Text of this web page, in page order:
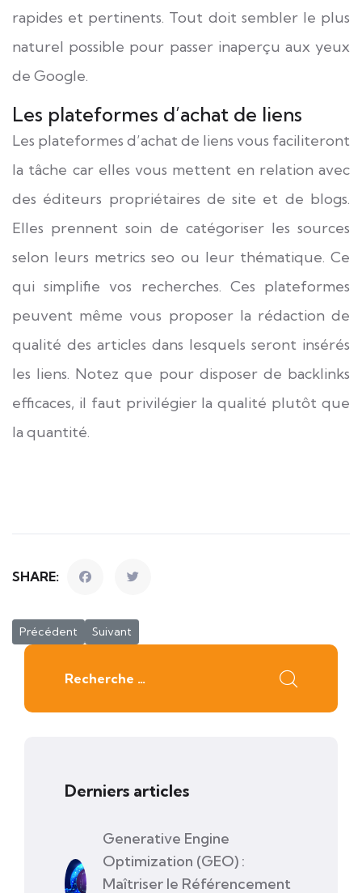
rapides et pertinents. Tout doit sembler le plus
naturel possible pour passer inaperçu aux yeux
de Google.
Les plateformes d’achat de liens
Les plateformes d’achat de liens vous faciliteront
la tâche car elles vous mettent en relation avec
des éditeurs propriétaires de site et de blogs.
Elles prennent soin de catégoriser les sources
selon leurs metricsseo ou leur thématique. Ce
qui simplifie vos recherches. Ces plateformes
peuvent même vous proposer la rédaction de
qualité des articles dans lesquels seront insérés
les liens. Notez que pour disposer de backlinks
efficaces, il faut privilégier la qualité plutôt que
la quantité.
SHARE:
Article précédent : Le SEO est devenu l'élément clé de la
Précédent Article suivant : Notre avis sur GHS Tools
Suivant
Rechercher
Derniers articles
Generative Engine
Optimization (GEO) :
Maîtriser le Référencement